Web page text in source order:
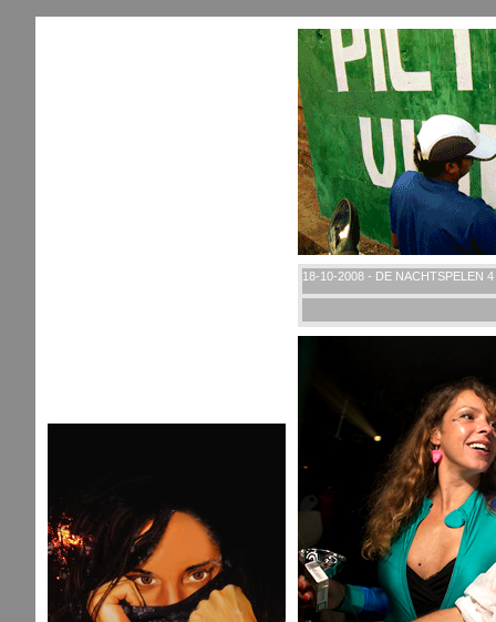
18-10-2008 - DE NACHTSPELEN